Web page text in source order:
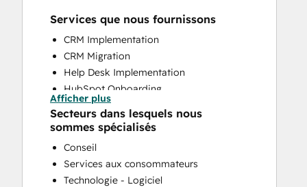
Services que nous fournissons
CRM Implementation
CRM Migration
Help Desk Implementation
HubSpot Onboarding
Knowledge Base Development
Programmable Automation
Website Design
Website Development
Website Migration
Afficher plus
Secteurs dans lesquels nous
sommes spécialisés
Conseil
Services aux consommateurs
Technologie - Logiciel